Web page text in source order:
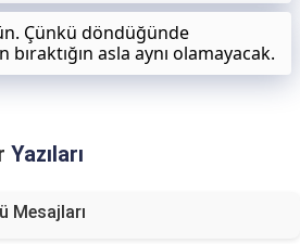
Çünkü döndüğünde
asla aynı olamayacak.
Yazıları
Mesajları